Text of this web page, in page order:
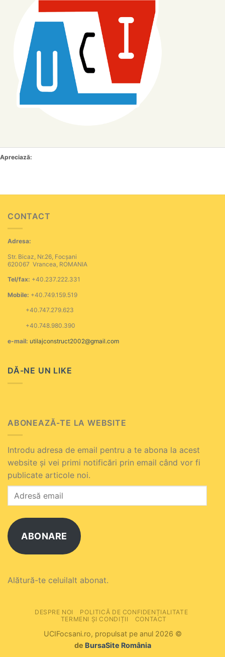
Apreciază:
CONTACT
Adresa:
Str. Bicaz, Nr.26, Focșani
620067 Vrancea, ROMANIA
Tel/fax: +40.237.222.331
Mobile: +40.749.159.519
+40.747.279.623
+40.748.980.390
e-mail: utilajconstruct2002@gmail.com
DĂ-NE UN LIKE
ABONEAZĂ-TE LA WEBSITE
Introdu adresa de email pentru a te abona la acest
website și vei primi notificări prin email când vor fi
publicate articole noi.
Adresă
ABONARE
Alătură-te celuilalt abonat.
DESPRE NOI
POLITICĂ DE CONFIDENȚIALITATE
TERMENI ȘI CONDIȚII
CONTACT
UCIFocsani.ro, propulsat pe anul 2026 ©
de BursaSite România